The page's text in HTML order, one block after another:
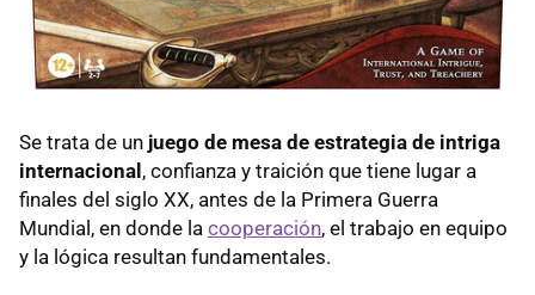
Se trata de un juego de mesa de estrategia de intriga
internacional, confianza y traición que tiene lugar a
finales del siglo XX, antes de la Primera Guerra
Mundial, en donde la cooperación, el trabajo en equipo
y la lógica resultan fundamentales.